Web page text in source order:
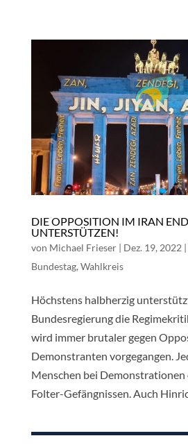
DIE OPPOSITION IM IRAN
UNTERSTÜTZEN!
von Michael Frieser| Dez. 19, 2022 |
Bundestag, Wahlkreis
Höchstens halbherzig
Bundesregierung die
wird immer brutaler gegen
Demonstranten vorgegangen.
Menschen bei Demonstrationen
Folter-Gefängnissen. Auch